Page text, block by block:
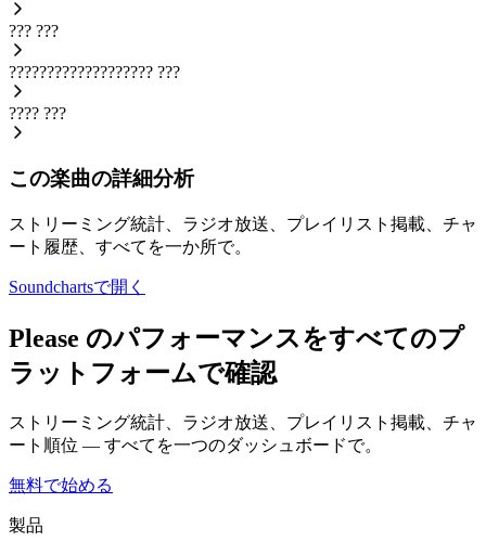
??? ???
??????????????????? ???
???? ???
この楽曲の詳細分析
ストリーミング統計、ラジオ放送、プレイリスト掲載、チャ
ート履歴、すべてを一か所で。
Soundchartsで開く
Please のパフォーマンスをすべてのプ
ラットフォームで確認
ストリーミング統計、ラジオ放送、プレイリスト掲載、チャ
ート順位 — すべてを一つのダッシュボードで。
無料で始める
製品